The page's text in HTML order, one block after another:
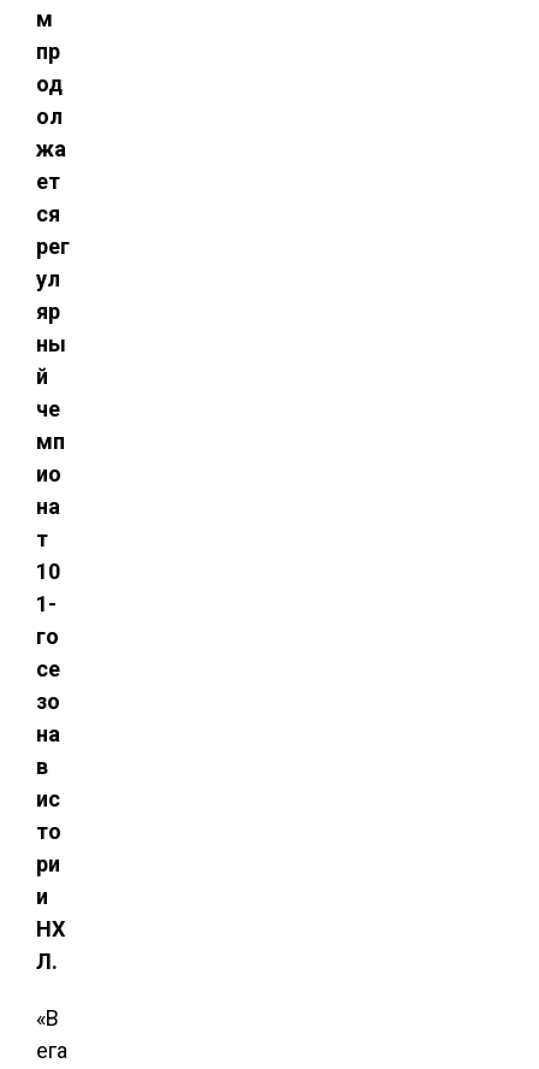
м
пр
од
ол
жа
ет
ся
рег
ул
яр
ны
й
че
мп
ио
на
т
10
1-
го
се
зо
на
в
ис
то
ри
и
НХ
Л.
«В
ега